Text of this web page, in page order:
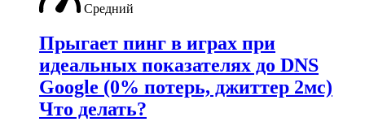
Средний
Прыгает пинг в играх при
идеальных показателях до DNS
Google (0% потерь, джиттер 2мс)
Что делать?